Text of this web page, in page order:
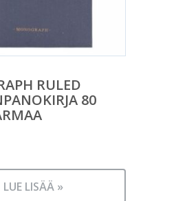
RULED
80
LUE LISÄÄ »